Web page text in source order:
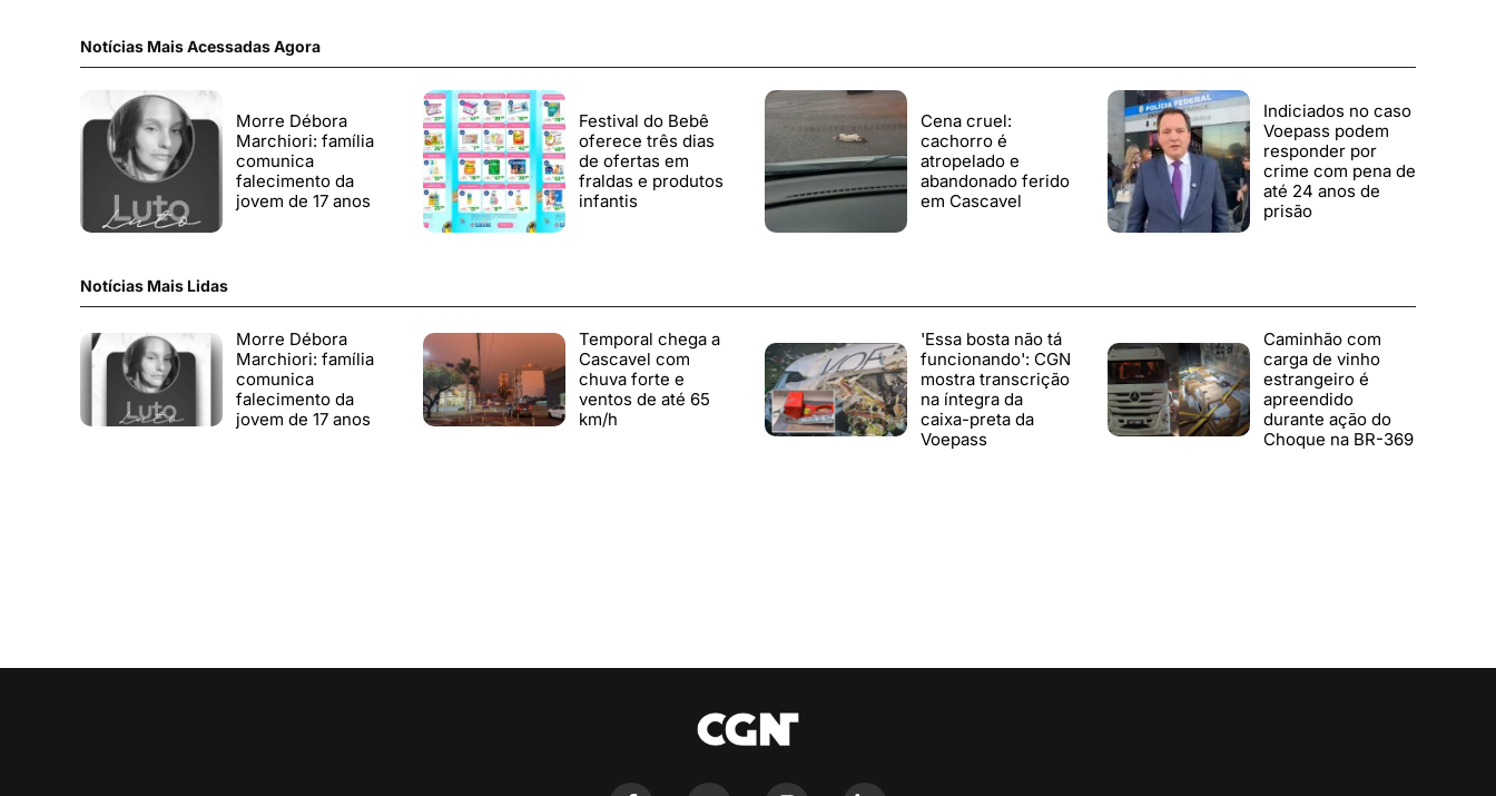
Notícias Mais Acessadas Agora
Morre Débora
Marchiori: família
comunica
falecimento da
jovem de 17 anos
Festival do Bebê
oferece três dias
de ofertas em
fraldas e produtos
infantis
Cena cruel:
cachorro é
atropelado e
abandonado ferido
em Cascavel
Indiciados no caso
Voepass podem
responder por
crime com pena de
até 24 anos de
prisão
Notícias Mais Lidas
Morre Débora
Marchiori: família
comunica
falecimento da
jovem de 17 anos
Temporal chega a
Cascavel com
chuva forte e
ventos de até 65
km/h
'Essa bosta não tá
funcionando': CGN
mostra transcrição
na íntegra da
caixa-preta da
Voepass
Caminhão com
carga de vinho
estrangeiro é
apreendido
durante ação do
Choque na BR-369